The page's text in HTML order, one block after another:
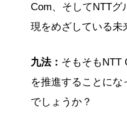
Com、そしてNTTグ
現をめざしている未
九法： そもそもNTT
を推進することに
でしょうか？